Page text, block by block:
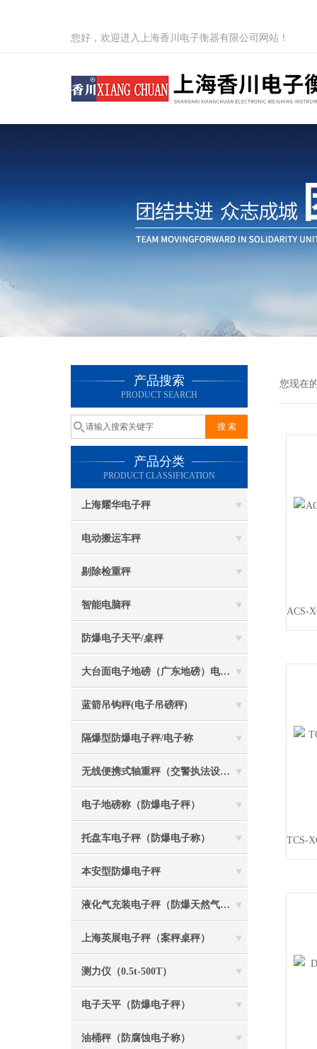
您好，欢迎进入上海香川电子衡器有限公司网站！
产品搜索
PRODUCT SEARCH
产品分类
PRODUCT CLASSIFICATION
上海耀华电子秤
电动搬运车秤
剔除检重秤
智能电脑秤
防爆电子天平/桌秤
大台面电子地磅（广东地磅）电子汽车衡
蓝箭吊钩秤(电子吊磅秤)
隔爆型防爆电子秤/电子称
无线便携式轴重秤（交警执法设备）
电子地磅称（防爆电子秤）
托盘车电子秤（防爆电子称）
本安型防爆电子秤
液化气充装电子秤（防爆天然气灌装称）
上海英展电子秤（案秤桌秤）
测力仪（0.5t-500T）
电子天平（防爆电子秤）
油桶秤（防腐蚀电子称）
您现在